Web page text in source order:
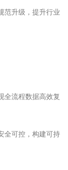
范升级，提升行业
全流程数据高效复
全可控，构建可持